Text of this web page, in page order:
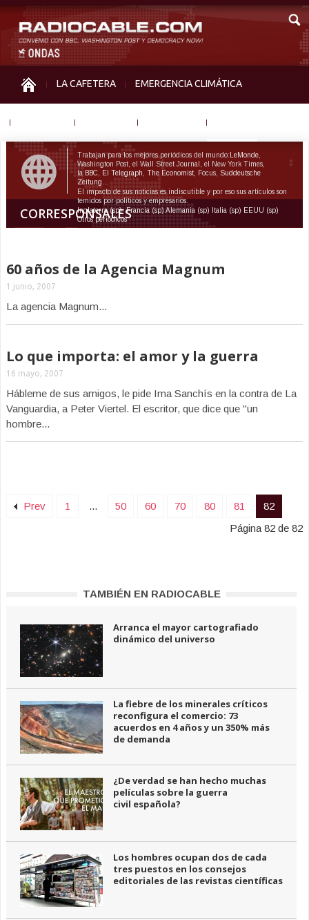
LA CAFETERA EMERGENCIA CLIMÁTICA
CORRESPONSALES
Trabajan para los mejores periódicos del mundo: LeMonde
Washington Post, el Wall Street Journal, el New York Times,
la BBC El Telegraph The Economist , Focus, Suddeutsche
Zeitung
El impacto de sus noticias es indiscutible y por eso sus artículos son
temidos por políticos y empresarios.
Inglaterra (sp) Francia (sp) Alemania (sp) Italia (sp) EEUU (sp)
Otros periódicos
60 años de la Agencia Magnum
1 junio, 2007
La agencia Magnum...
Lo que importa: el amor y la guerra
16 mayo, 2007
Hábleme de sus amigos, le pide Ima Sanchís en la contra de La
Vanguardia, a Peter Viertel. El escritor, que dice que "un
hombre...
Prev 1 ... 50 60 70 80 81
82
Página 82 de 82
TAMBIÉN EN RADIOCABLE
Arranca el mayor cartografiado
dinámico del universo
La fiebre de los minerales críticos
reconfigura el comercio: 73
acuerdos en 4 años y un 350% más
de demanda
¿De verdad se han hecho muchas
películas sobre la guerra
civil española?
Los hombres ocupan dos de cada
tres puestos en los consejos
editoriales de las revistas científicas